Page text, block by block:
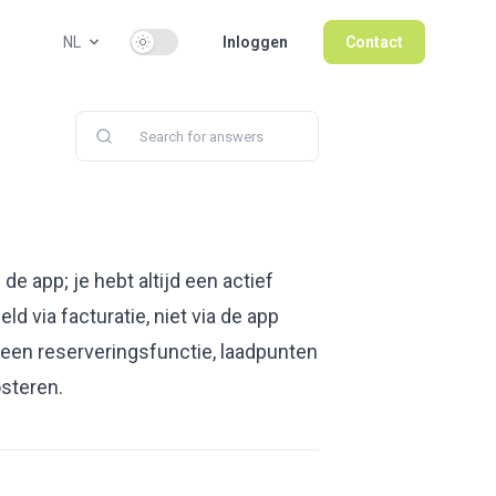
NL Use setting Inloggen Contact
app; je hebt altijd een actief
via facturatie, niet via de app
reserveringsfunctie, laadpunten